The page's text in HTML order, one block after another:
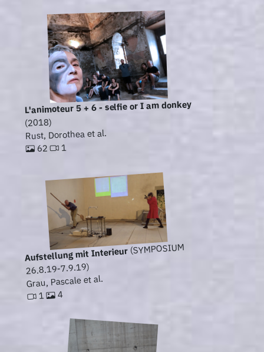
L'animoteur 5 + 6 - selfie or I am donkey
(2018)
Rust, Dorothea et al.
62 1
Aufstellung mit Interieur(SYMPOSIUM
26.8.19-7.9.19)
Grau, Pascale et al.
1 4